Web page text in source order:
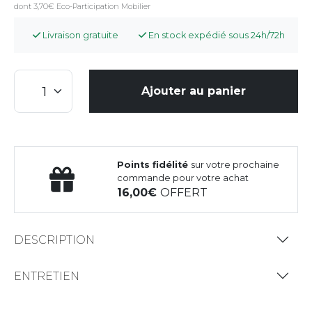
dont 3,70€ Eco-Participation Mobilier
Livraison gratuite En stock expédié sous 24h/72h
Ajouter au panier
Points fidélité sur votre prochaine
commande pour votre achat
16,00OFFERT
DESCRIPTION
ENTRETIEN